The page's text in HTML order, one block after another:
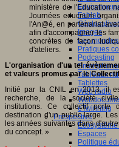
Fablab
Images
Les
Pratiques
Podcasting
Tableaux
Tablettes
Web radio
eTwinning
Prospective
Espaces
Politique
ministère de l'Education
Journées educnum
l'An@é, en partenariat
afin d'accompagner les
concrètes de façon
d'ateliers.
L'organisation d'un tel
et valeurs promus par le
Initié par la CNIL en 2013, il
recherche, de la société
institutions. Ce collectif porte
destination d'un public large.
les années suivantes dans
du concept. »